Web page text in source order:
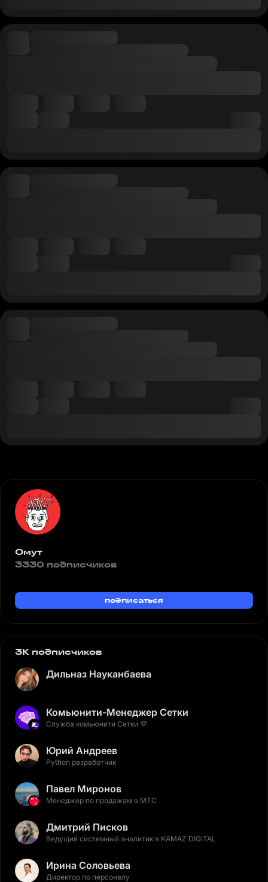
Омут
3330 подписчиков
подписаться
3K подписчиков
Дильназ Науканбаева
Комьюнити-Менеджер Сетки
Служба комьюнити Сетки 💜
Юрий Андреев
Python разработчик
Павел Миронов
Менеджер по продажам в МТС
Дмитрий Писков
Ведущий системный аналитик в KAMAZ DIGITAL
Ирина Соловьева
Директор по персоналу